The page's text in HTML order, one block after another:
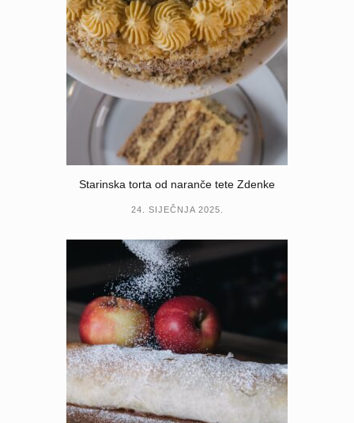
Starinska torta od naranče tete Zdenke
24. SIJEČNJA 2025.